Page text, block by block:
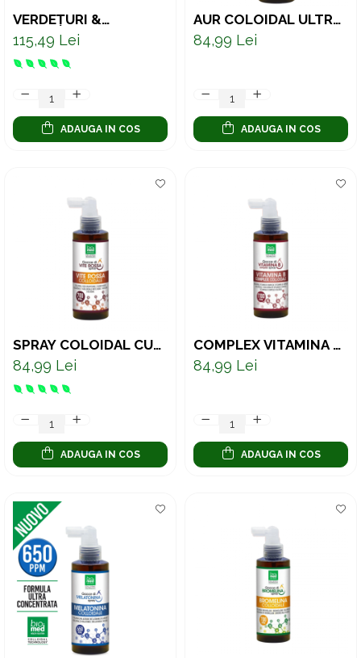
VERDEȚURI &
PROTEINE – MIX
PREMIUM CU
SUPERALIMENTE
VERZI ȘI PROTEINĂ
115,49 Lei
ADAUGA IN COS
AUR COLOIDAL ULTRA
CONCENTRAT 25 PPM
– SPRAY PENTRU
84,99 Lei
ADAUGA IN COS
SPRAY COLOIDAL CU
VITA DE VIE 700 PPM
84,99 Lei
ADAUGA IN COS
COMPLEX VITAMINA B
COLOIDAL – ULTRA
CONCENTRAT 1100
150 ML
84,99 Lei
ADAUGA IN COS